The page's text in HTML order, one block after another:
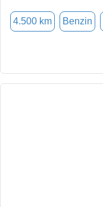
4.500 km Benzin